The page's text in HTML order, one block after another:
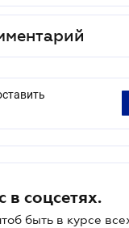
в соцсетях.
быть в курсе